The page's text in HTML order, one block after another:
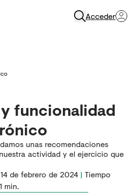
Acceder
funcionalidad
unas recomendaciones
actividad y el ejercicio que
14 de febrero de 2024 | Tiempo
1 min.